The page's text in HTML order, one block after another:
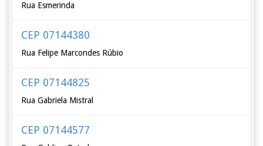
Rua Esmerinda
CEP 07144380
Rua Felipe Marcondes Rúbio
CEP 07144825
Rua Gabriela Mistral
CEP 07144577